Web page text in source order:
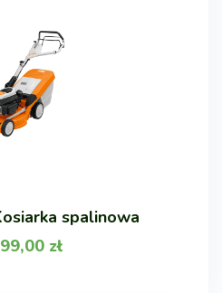
spalinowa
zł